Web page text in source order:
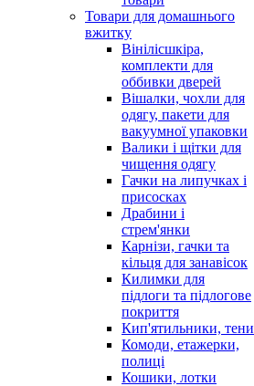
Товари для домашнього
вжитку
Вінілісшкіра,
комплекти для
оббивки дверей
Вішалки, чохли для
одягу, пакети для
вакуумної упаковки
Валики і щітки для
чищення одягу
Гачки на липучках і
присосках
Драбини і
стрем'янки
Карнізи, гачки та
кільця для занавісок
Килимки для
підлоги та підлогове
покриття
Кип'ятильники, тени
Комоди, етажерки,
полиці
Кошики, лотки